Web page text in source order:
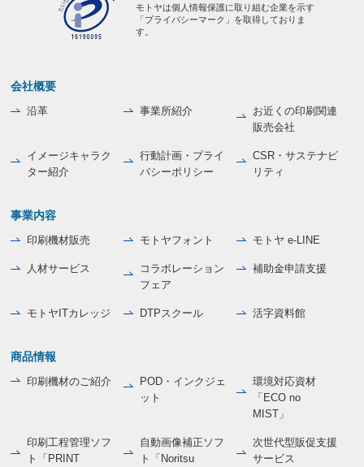
モトヤは個人情報保護に取り組む企業を示す
「プライバシーマーク」を取得しておりま
す。
会社概要
沿革 事業所紹介
お近くの印刷関連
販売会社
イメージキャラク
ター紹介
行動計画・プライ
バシーポリシー
CSR・サステナビ
リティ
事業内容
印刷機材販売 モトヤフォント モトヤ e-LINE
人材サービス
コラボレーション
フェア
補助金申請支援
モトヤITカレッジ DTPスクール 活字資料館
商品情報
印刷機材のご紹介
POD・インクジェ
ット
環境対応資材
「ECO no
MIST」
印刷工程管理ソフ
ト「PRINT
自動画像補正ソフ
ト「Noritsu
次世代型販促支援
サービス